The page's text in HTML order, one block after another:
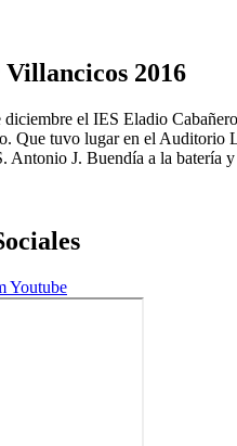
2016
el IES Eladio
Que tuvo lugar en el Auditorio
Antonio J. Buendía a la batería
Youtube